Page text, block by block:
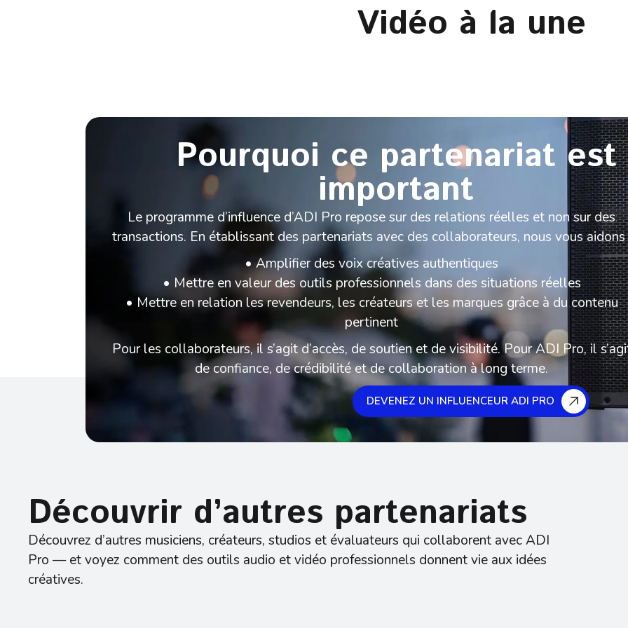
Vidéo à la une
Pourquoi ce partenariat est
important
Le programme d’influence d’ADI Pro repose sur des relations réelles et non sur des
transactions. En établissant des partenariats avec des collaborateurs, nous vous aidons
• Amplifier des voix créatives authentiques
• Mettre en valeur des outils professionnels dans des situations réelles
• Mettre en relation les revendeurs, les créateurs et les marques grâce à du contenu
pertinent
Pour les collaborateurs, il s’agit d’accès, de soutien et de visibilité. Pour ADI Pro, il
de confiance, de crédibilité et de collaboration à long terme.
DEVENEZ UN INFLUENCEUR ADI PRO
Découvrir d’autres partenariats
Découvrez d’autres musiciens, créateurs, studios et évaluateurs qui collaborent avec ADI
Pro — et voyez comment des outils audio et vidéo professionnels donnent vie aux idées
créatives.